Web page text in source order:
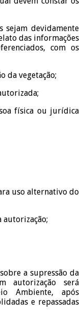
sejam devidamente
das informações
com os
da vegetação;
física ou jurídica
uso alternativo do
a supressão da
autorização será
Ambiente, após
e repassadas